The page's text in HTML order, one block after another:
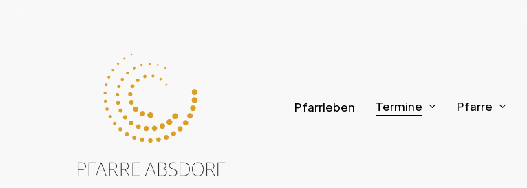
Pfarrleben Termine Pfarre